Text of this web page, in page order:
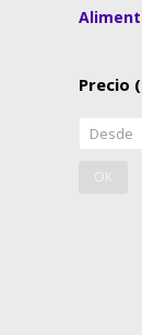
Precio
OK